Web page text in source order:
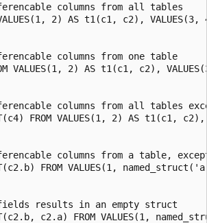
columns from all tables
VALUES(1, 2) AS t1(c1, c2),
columns from one table
VALUES(1, 2) AS t1(c1, c2),
columns from all tables
FROM VALUES(1, 2) AS t1(c1,
columns from a table,
FROM VALUES(1,
results in an empty struct
c2.a) FROM VALUES(1,